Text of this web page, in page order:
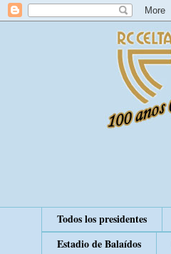
Todos los presidentes
Estadio de Balaídos